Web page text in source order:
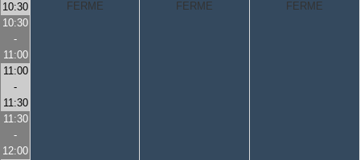
10:30
FERME
FERME
FERME
10:30
-
11:00
11:00
-
11:30
11:30
-
12:00